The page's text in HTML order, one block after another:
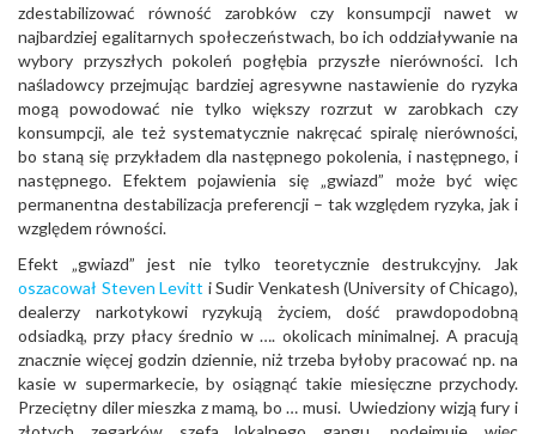
zdestabilizować równość zarobków czy konsumpcji nawet w
najbardziej egalitarnych społeczeństwach, bo ich oddziaływanie na
wybory przyszłych pokoleń pogłębia przyszłe nierówności. Ich
naśladowcy przejmując bardziej agresywne nastawienie do ryzyka
mogą powodować nie tylko większy rozrzut w zarobkach czy
konsumpcji, ale też systematycznie nakręcać spiralę nierówności,
bo staną się przykładem dla następnego pokolenia, i następnego, i
następnego. Efektem pojawienia się „gwiazd” może być więc
permanentna destabilizacja preferencji – tak względem ryzyka, jak i
względem równości.
Efekt „gwiazd” jest nie tylko teoretycznie destrukcyjny. Jak
oszacował Steven Levitt i Sudir Venkatesh (University of Chicago),
dealerzy narkotykowi ryzykują życiem, dość prawdopodobną
odsiadką, przy płacy średnio w …. okolicach minimalnej. A pracują
znacznie więcej godzin dziennie, niż trzeba byłoby pracować np. na
kasie w supermarkecie, by osiągnąć takie miesięczne przychody.
Przeciętny diler mieszka z mamą, bo … musi. Uwiedziony wizją fury i